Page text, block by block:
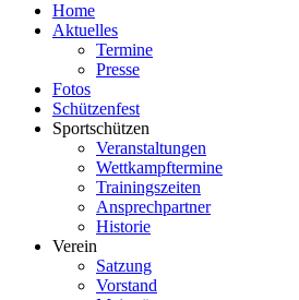
Home
Aktuelles
Termine
Presse
Fotos
Schützenfest
Sportschützen
Veranstaltungen
Wettkampftermine
Trainingszeiten
Ansprechpartner
Historie
Verein
Satzung
Vorstand